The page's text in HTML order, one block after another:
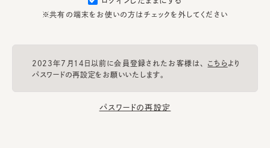
※共有の端末をお使いの方はチェックを外してください
2023年7月14日以前に会員登録されたお客様は、 こちらより
パスワードの再設定をお願いいたします。
パスワードの再設定